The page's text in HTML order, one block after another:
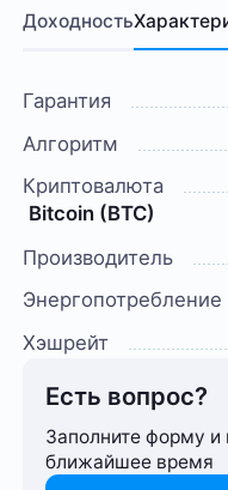
Доходность
Гарантия
Алгоритм
Криптовалюта
Bitcoin (BTC)
Производитель
Энергопотребление
Хэшрейт
Есть вопрос?
Заполните форму
ближайшее время